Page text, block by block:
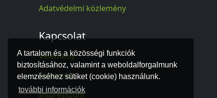
A tartalom és a közösségi funkciók
biztosításához, valamint a weboldalforgalmunk
elemzéséhez sütiket (cookie) használunk.
további információk
Adatvédelmi közlemény
Kapcsolat
Vélemény
Kapcsolat
Impresszum